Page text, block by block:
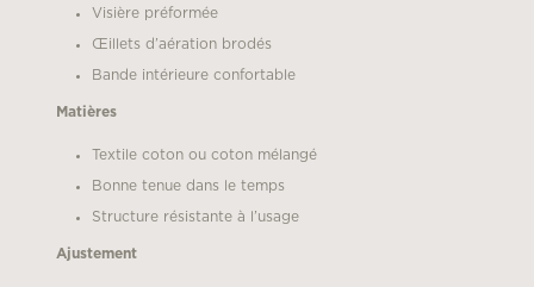
Visière préformée
Œillets d’aération brodés
Bande intérieure confortable
Matières
Textile coton ou coton mélangé
Bonne tenue dans le temps
Structure résistante à l’usage
Ajustement